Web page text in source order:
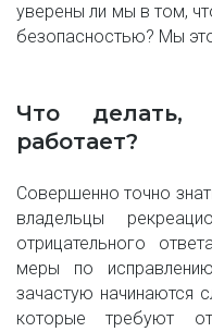
уверены ли мы в том,
безопасностью? Мы
Что делать,
работает?
Совершенно точно
владельцы
отрицательного
меры по
зачастую начинаются
которые требуют